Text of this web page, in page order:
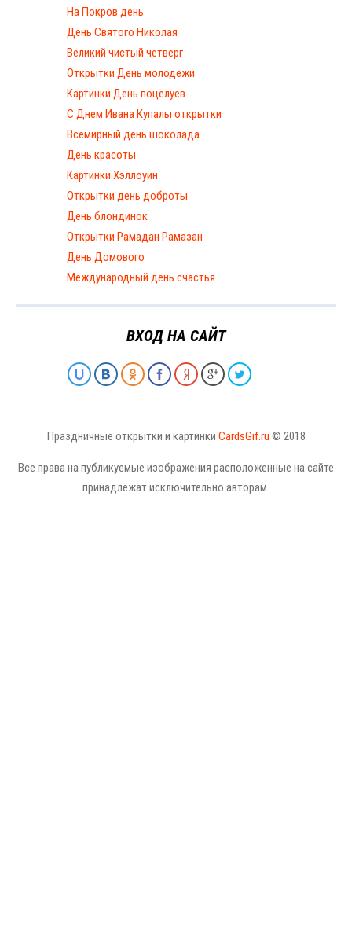
На Покров день
День Святого Николая
Великий чистый четверг
Открытки День молодежи
Картинки День поцелуев
С Днем Ивана Купалы открытки
Всемирный день шоколада
День красоты
Картинки Хэллоуин
Открытки день доброты
День блондинок
Открытки Рамадан Рамазан
День Домового
Международный день счастья
ВХОД НА САЙТ
Праздничные открытки и картинки CardsGif.ru © 2018
Все права на публикуемые изображения расположенные на сайте
принадлежат исключительно авторам.